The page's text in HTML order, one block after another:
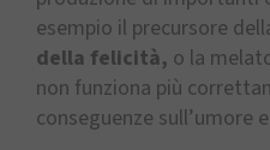
esempio il precursore
della felicità, o la
non funziona più
conseguenze sull’umore